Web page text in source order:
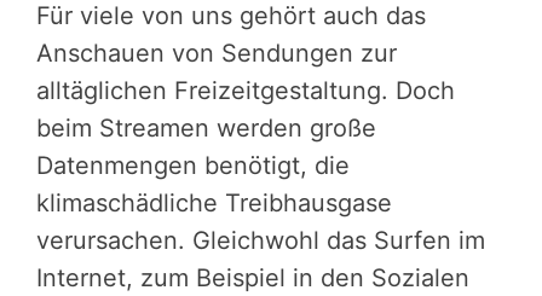
Für viele von uns gehört auch das
Anschauen von Sendungen zur
alltäglichen Freizeitgestaltung. Doch
beim Streamen werden große
Datenmengen benötigt, die
klimaschädliche Treibhausgase
verursachen. Gleichwohl das Surfen im
Internet, zum Beispiel in den Sozialen